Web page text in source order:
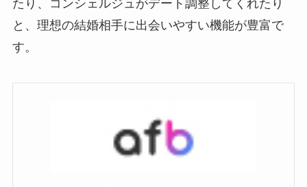
たり、コンシェルジュがデート調整してくれたり
と、理想の結婚相手に出会いやすい機能が豊富で
す。